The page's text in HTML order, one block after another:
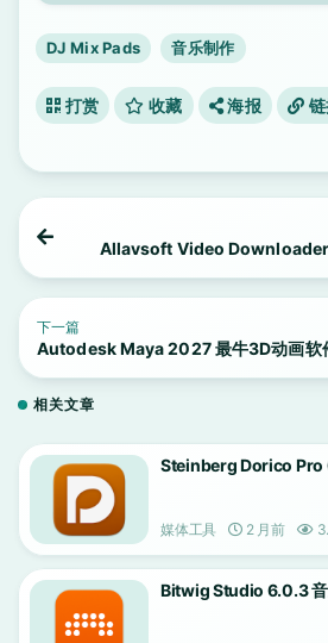
DJ Mix Pads 音乐制作
打赏 收藏 海报
Allavsoft Video
下一篇
Autodesk Maya 2027 最牛3D动画软
相关文章
Steinberg Dorico Pro
媒体工具 2 月前
Bitwig Studio 6.0.3